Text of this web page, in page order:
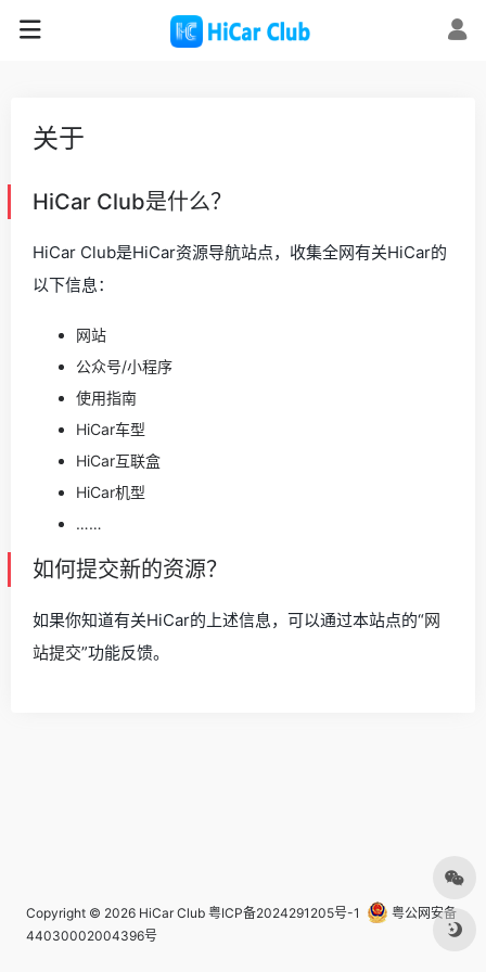
关于
HiCar Club是什么？
HiCar Club是HiCar资源导航站点，收集全网有关HiCar的
以下信息：
网站
公众号/小程序
使用指南
HiCar车型
HiCar互联盒
HiCar机型
……
如何提交新的资源？
如果你知道有关HiCar的上述信息，可以通过本站点的“网
站提交”功能反馈。
Copyright © 2026 HiCar Club 粤ICP备2024291205号-1
粤公网安备
44030002004396号